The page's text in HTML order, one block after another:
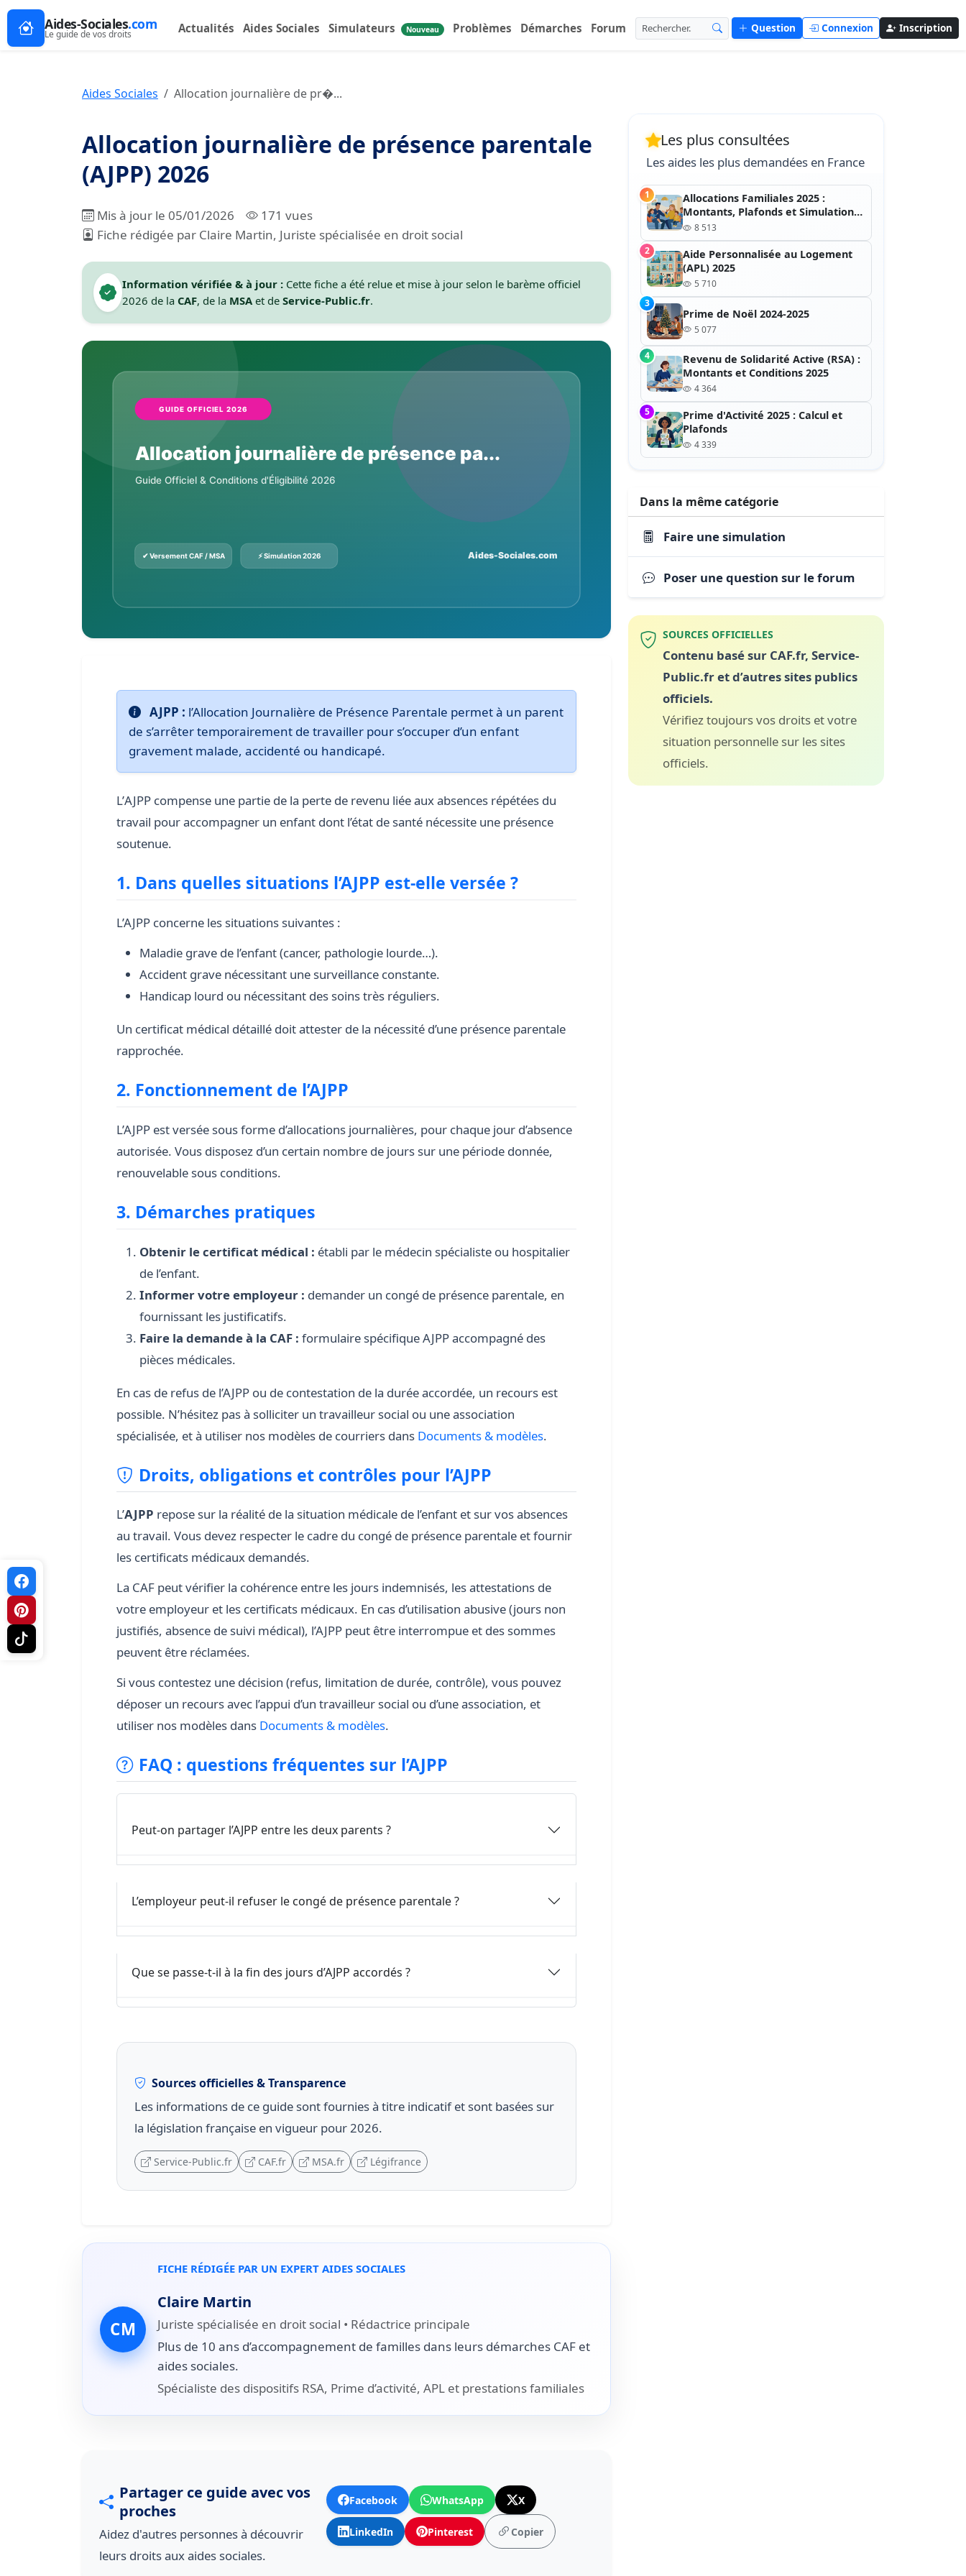
Aides-Sociales.com
Le guide de vos droits Actualités Aides Sociales Simulateurs Nouveau Problèmes Démarches Forum Question Connexion Inscription
Aides Sociales Allocation journalière de pr�...
Allocation journalière de présence parentale
(AJPP) 2026
Mis à jour le 05/01/2026
171 vues
Fiche rédigée par Claire Martin, Juriste spécialisée en droit social
Information vérifiée & à jour : Cette fiche a été relue et mise à jour selon le barème officiel
2026 de la CAF, de la MSA et de Service-Public.fr.
AJPP : l’Allocation Journalière de Présence Parentale permet à un parent
de s’arrêter temporairement de travailler pour s’occuper d’un enfant
gravement malade, accidenté ou handicapé.
L’AJPP compense une partie de la perte de revenu liée aux absences répétées du
travail pour accompagner un enfant dont l’état de santé nécessite une présence
soutenue.
1. Dans quelles situations l’AJPP est-elle versée ?
L’AJPP concerne les situations suivantes :
Maladie grave de l’enfant (cancer, pathologie lourde…).
Accident grave nécessitant une surveillance constante.
Handicap lourd ou nécessitant des soins très réguliers.
Un certificat médical détaillé doit attester de la nécessité d’une présence parentale
rapprochée.
2. Fonctionnement de l’AJPP
L’AJPP est versée sous forme d’allocations journalières, pour chaque jour d’absence
autorisée. Vous disposez d’un certain nombre de jours sur une période donnée,
renouvelable sous conditions.
3. Démarches pratiques
Obtenir le certificat médical : établi par le médecin spécialiste ou hospitalier
de l’enfant.
Informer votre employeur : demander un congé de présence parentale, en
fournissant les justificatifs.
Faire la demande à la CAF : formulaire spécifique AJPP accompagné des
pièces médicales.
En cas de refus de l’AJPP ou de contestation de la durée accordée, un recours est
possible. N’hésitez pas à solliciter un travailleur social ou une association
spécialisée, et à utiliser nos modèles de courriers dans Documents & modèles.
Droits, obligations et contrôles pour l’AJPP
L’AJPP repose sur la réalité de la situation médicale de l’enfant et sur vos absences
au travail. Vous devez respecter le cadre du congé de présence parentale et fournir
les certificats médicaux demandés.
La CAF peut vérifier la cohérence entre les jours indemnisés, les attestations de
votre employeur et les certificats médicaux. En cas d’utilisation abusive (jours non
justifiés, absence de suivi médical), l’AJPP peut être interrompue et des sommes
peuvent être réclamées.
Si vous contestez une décision (refus, limitation de durée, contrôle), vous pouvez
déposer un recours avec l’appui d’un travailleur social ou d’une association, et
utiliser nos modèles dans Documents & modèles.
FAQ : questions fréquentes sur l’AJPP
Peut-on partager l’AJPP entre les deux parents ?
L’employeur peut-il refuser le congé de présence parentale ?
Que se passe-t-il à la fin des jours d’AJPP accordés ?
Sources officielles & Transparence
Les informations de ce guide sont fournies à titre indicatif et sont basées sur
la législation française en vigueur pour 2026.
Service-Public.fr CAF.fr MSA.fr Légifrance
CM
FICHE RÉDIGÉE PAR UN EXPERT AIDES SOCIALES
Claire Martin
Juriste spécialisée en droit social • Rédactrice principale
Plus de 10 ans d’accompagnement de familles dans leurs démarches CAF et
aides sociales.
Spécialiste des dispositifs RSA, Prime d’activité, APL et prestations familiales
Partager ce guide avec vos
proches
Aidez d'autres personnes à découvrir
leurs droits aux aides sociales.
Facebook WhatsApp X
LinkedIn Pinterest Copier
Les plus consultées
Les aides les plus demandées en France
1
Allocations Familiales 2025 :
Montants, Plafonds et Simulation
(Guide Complet)
8 513
2
Aide Personnalisée au Logement
(APL) 2025
5 710
3
Prime de Noël 2024-2025
5 077
4
Revenu de Solidarité Active (RSA) :
Montants et Conditions 2025
4 364
5
Prime d'Activité 2025 : Calcul et
Plafonds
4 339
Dans la même catégorie
Faire une simulation
Poser une question sur le forum
SOURCES OFFICIELLES
Contenu basé sur CAF.fr, Service-
Public.fr et d’autres sites publics
officiels.
Vérifiez toujours vos droits et votre
situation personnelle sur les sites
officiels.